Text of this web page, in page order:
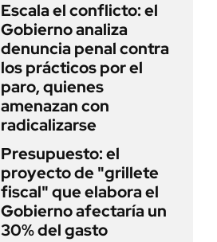
Escala el conflicto: el
Gobierno analiza
denuncia penal contra
los prácticos por el
paro, quienes
amenazan con
radicalizarse
Presupuesto: el
proyecto de "grillete
fiscal" que elabora el
Gobierno afectaría un
30% del gasto